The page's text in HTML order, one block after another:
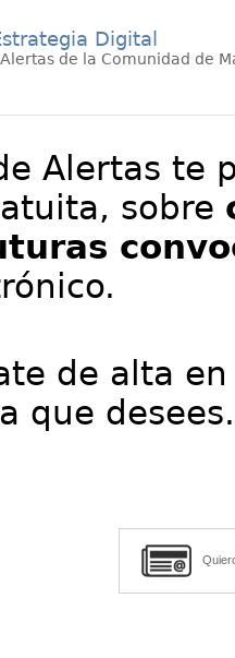
Digital
de la Comunidad de
Alertas te
sobre
de alta
que desees.